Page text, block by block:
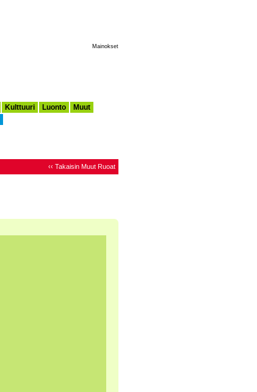
Mainokset
Kulttuuri Luonto
Muut
‹‹ Takaisin Muut Ruoat